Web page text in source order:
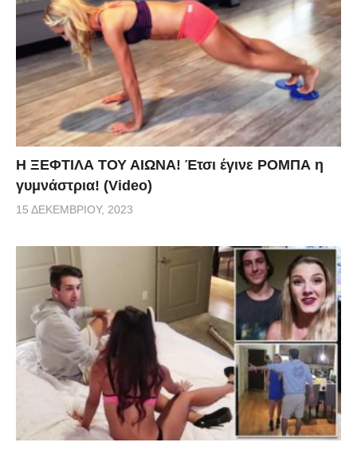
Η ΞΕΦΤΙΛΑ ΤΟΥ ΑΙΩΝΑ! Έτσι έγινε ΡΟΜΠΑ η
γυμνάστρια! (Video)
15 ΔΕΚΕΜΒΡΊΟΥ, 2023